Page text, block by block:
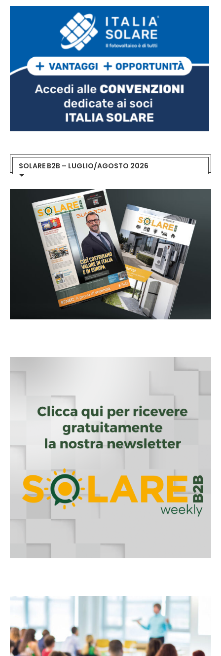
SOLARE B2B – LUGLIO/AGOSTO 2026